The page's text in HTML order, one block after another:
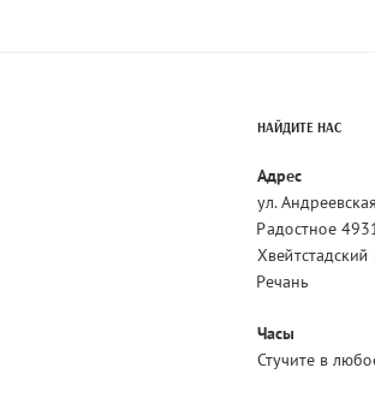
НАЙДИТЕ НАС
Адрес
ул.
Радостное
Хвейтстадский
Речань
Часы
Стучите в